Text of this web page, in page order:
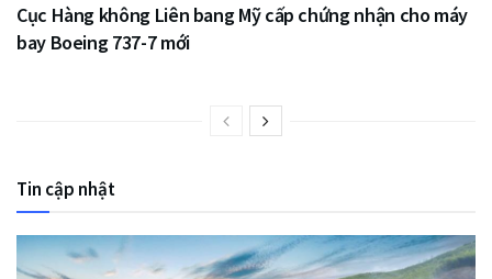
Cục Hàng không Liên bang Mỹ cấp chứng nhận cho máy
bay Boeing 737-7 mới
Tin cập nhật